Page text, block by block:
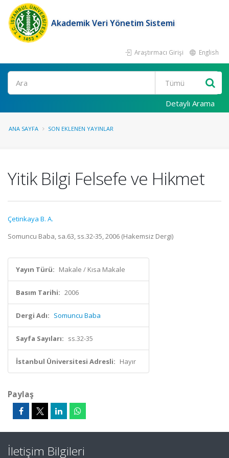
Akademik Veri Yönetim Sistemi
Araştırmacı Girişi English
Ara
Detaylı Arama
ANA SAYFA SON EKLENEN YAYINLAR
Yitik Bilgi Felsefe ve Hikmet
Çetinkaya B. A.
Somuncu Baba, sa.63, ss.32-35, 2006 (Hakemsiz Dergi)
Yayın Türü: Makale / Kısa Makale
Basım Tarihi: 2006
Dergi Adı: Somuncu Baba
Sayfa Sayıları: ss.32-35
İstanbul Üniversitesi Adresli: Hayır
Paylaş
İletişim Bilgileri